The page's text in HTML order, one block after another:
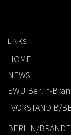
LINKS
HOME
NEWS
EWU Berlin-
VORSTAND B/
BERLIN/